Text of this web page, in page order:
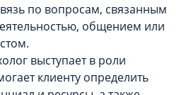
по вопросам, связанным
общением или
выступает в роли
клиенту определить